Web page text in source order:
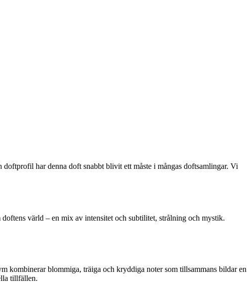
har denna doft snabbt blivit ett måste i mångas doftsamlingar. Vi
värld – en mix av intensitet och subtilitet, strålning och mystik.
kombinerar blommiga, träiga och kryddiga noter som tillsammans bildar en
tillfällen.